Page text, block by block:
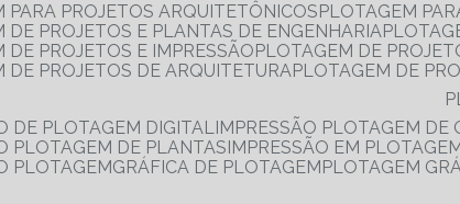
PARA PROJETOS ARQUITETÔNICOS
PLOTAGEM
DE PROJETOS E PLANTAS DE ENGENHARIA
DE PROJETOS E IMPRESSÃO
PLOTAGEM DE
DE PROJETOS DE ARQUITETURA
PLOTAGEM DE
DE PLOTAGEM DIGITAL IMPRESSÃO PLOTAGEM DE
PLOTAGEM DE PLANTAS IMPRESSÃO EM
PLOTAGEM
GRÁFICA DE PLOTAGEM PLOTAGEM